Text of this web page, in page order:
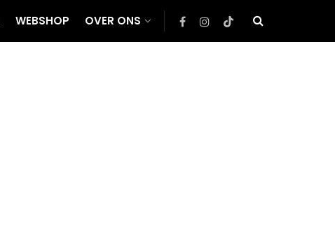
WEBSHOP OVER ONS